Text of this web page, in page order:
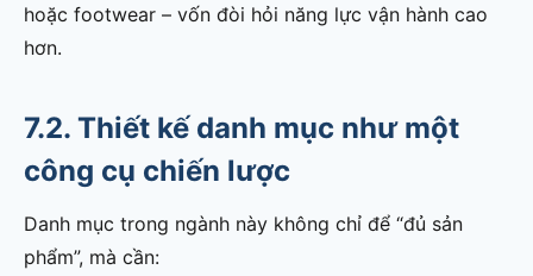
hoặc footwear – vốn đòi hỏi năng lực vận hành cao
hơn.
7.2. Thiết kế danh mục như một
công cụ chiến lược
Danh mục trong ngành này không chỉ để “đủ sản
phẩm”, mà cần: